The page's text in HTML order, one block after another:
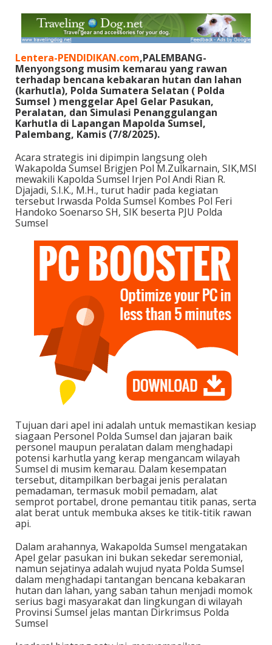
Lentera-PENDIDIKAN.com,PALEMBANG-
Menyongsong musim kemarau yang rawan
terhadap bencana kebakaran hutan dan lahan
(karhutla), Polda Sumatera Selatan ( Polda
Sumsel ) menggelar Apel Gelar Pasukan,
Peralatan, dan Simulasi Penanggulangan
Karhutla di Lapangan Mapolda Sumsel,
Palembang, Kamis (7/8/2025).
Acara strategis ini dipimpin langsung oleh
Wakapolda Sumsel Brigjen Pol M.Zulkarnain, SIK,MSI
mewakili Kapolda Sumsel Irjen Pol Andi Rian R.
Djajadi, S.I.K., M.H., turut hadir pada kegiatan
tersebut Irwasda Polda Sumsel Kombes Pol Feri
Handoko Soenarso SH, SIK beserta PJU Polda
Sumsel
Tujuan dari apel ini adalah untuk memastikan kesiap
siagaan Personel Polda Sumsel dan jajaran baik
personel maupun peralatan dalam menghadapi
potensi karhutla yang kerap mengancam wilayah
Sumsel di musim kemarau. Dalam kesempatan
tersebut, ditampilkan berbagai jenis peralatan
pemadaman, termasuk mobil pemadam, alat
semprot portabel, drone pemantau titik panas, serta
alat berat untuk membuka akses ke titik-titik rawan
api.
Dalam arahannya, Wakapolda Sumsel mengatakan
Apel gelar pasukan ini bukan sekedar seremonial,
namun sejatinya adalah wujud nyata Polda Sumsel
dalam menghadapi tantangan bencana kebakaran
hutan dan lahan, yang saban tahun menjadi momok
serius bagi masyarakat dan lingkungan di wilayah
Provinsi Sumsel jelas mantan Dirkrimsus Polda
Sumsel